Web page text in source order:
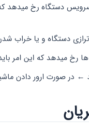
دستگاه رخ میدهد
دستگاه و یا خراب
ها رخ میدهد که این
← در صورت ارور دادن